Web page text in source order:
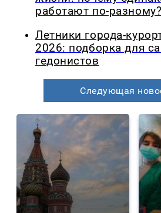
работают по-разному?
Летники города-
2026: подборка для
гедонистов
Следующая